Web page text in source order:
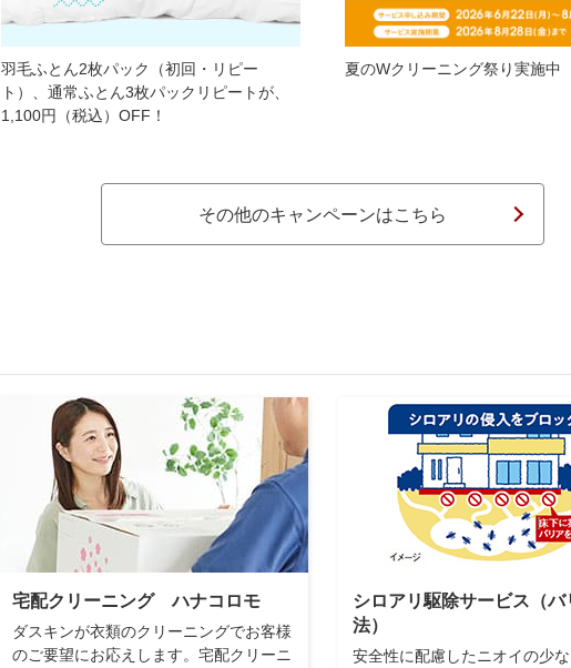
羽毛ふとん2枚パック（初回・リピー
ト）、通常ふとん3枚パックリピートが、
1,100円（税込）OFF！
夏のWクリーニング祭り実施中
その他のキャンペーンはこちら
宅配クリーニング ハナコロモ
ダスキンが衣類のクリーニングでお客様
のご要望にお応えします。宅配クリーニ
シロアリ駆除サービス（バ
法）
安全性に配慮したニオイの少